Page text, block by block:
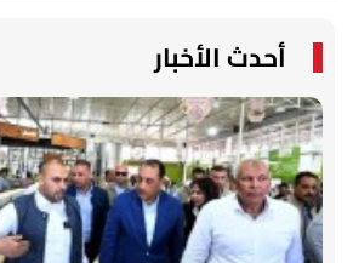
أحدث الأخبار